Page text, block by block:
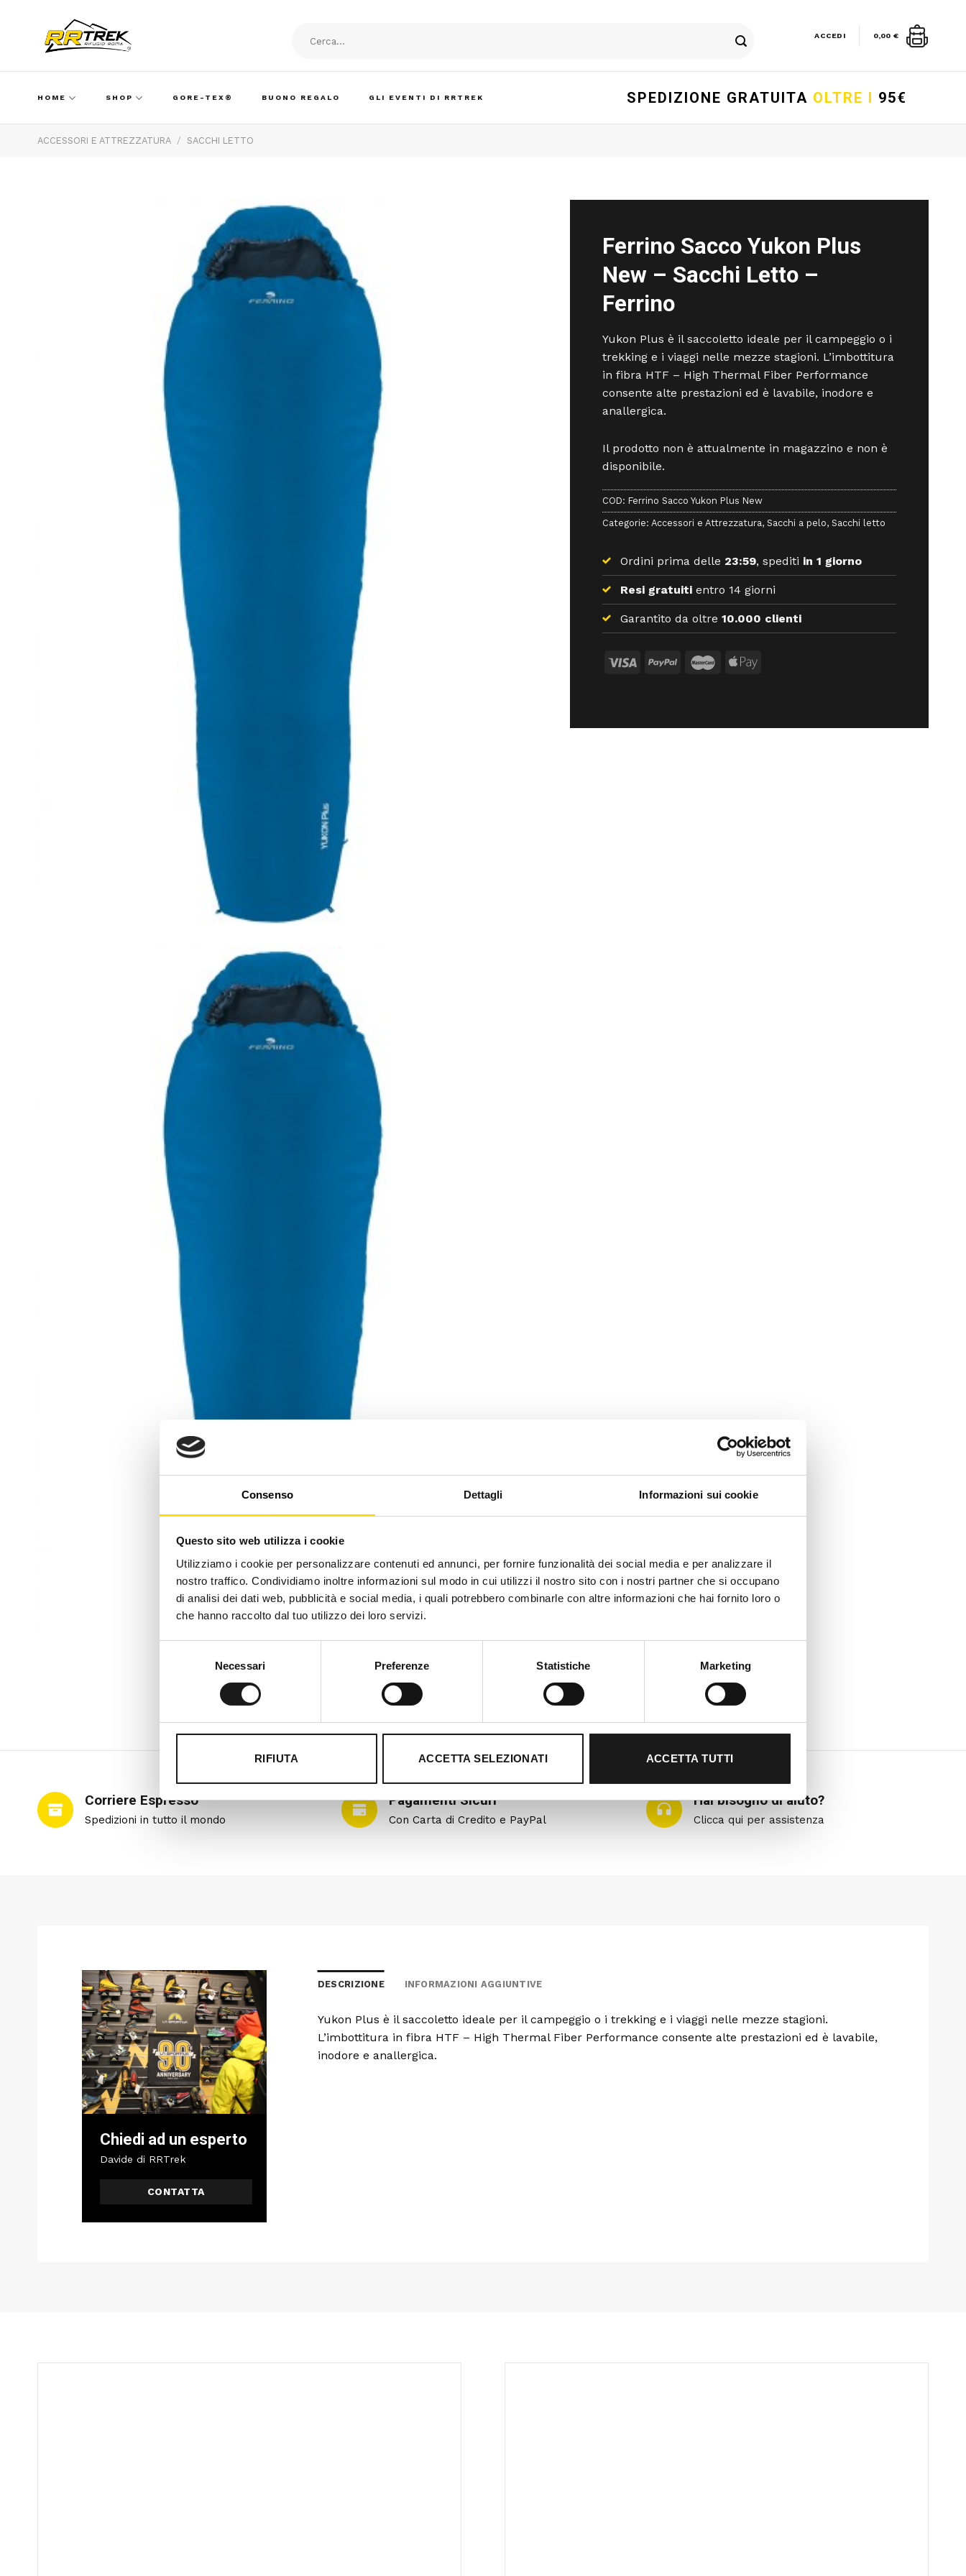
Consenso Dettagli Informazioni sui cookie
Questo sito web utilizza i cookie
Utilizziamo i cookie per personalizzare contenuti ed annunci, per fornire funzionalità dei social media e per analizzare il
nostro traffico. Condividiamo inoltre informazioni sul modo in cui utilizzi il nostro sito con i nostri partner che si occupano
di analisi dei dati web, pubblicità e social media, i quali potrebbero combinarle con altre informazioni che hai fornito loro o
che hanno raccolto dal tuo utilizzo dei loro servizi.
Necessari Preferenze Statistiche Marketing
RIFIUTA ACCETTA SELEZIONATI ACCETTA TUTTI
ACCEDI 0,00 €
HOME SHOP GORE-TEX® BUONO REGALO GLI EVENTI DI RRTREK SPEDIZIONE GRATUITA OLTRE I 95€
ACCESSORI E ATTREZZATURA / SACCHI LETTO
Ferrino Sacco Yukon Plus
New – Sacchi Letto –
Ferrino
Yukon Plus è il saccoletto ideale per il campeggio o i
trekking e i viaggi nelle mezze stagioni. L’imbottitura
in fibra HTF – High Thermal Fiber Performance
consente alte prestazioni ed è lavabile, inodore e
anallergica.
Il prodotto non è attualmente in magazzino e non è
disponibile.
COD: Ferrino Sacco Yukon Plus New
Categorie: Accessori e Attrezzatura, Sacchi a pelo, Sacchi letto
Ordini prima delle 23:59, spediti in 1 giorno
Resi gratuitientro 14 giorni
Garantito da oltre 10.000 clienti
Corriere Espresso
Spedizioni in tutto il mondo
Pagamenti Sicuri
Con Carta di Credito e PayPal
Hai bisogno di aiuto?
Clicca qui per assistenza
Chiedi ad un esperto
Davide di RRTrek
CONTATTA
DESCRIZIONE INFORMAZIONI AGGIUNTIVE
Yukon Plus è il saccoletto ideale per il campeggio o i trekking e i viaggi nelle mezze stagioni.
L’imbottitura in fibra HTF – High Thermal Fiber Performance consente alte prestazioni ed è lavabile,
inodore e anallergica.